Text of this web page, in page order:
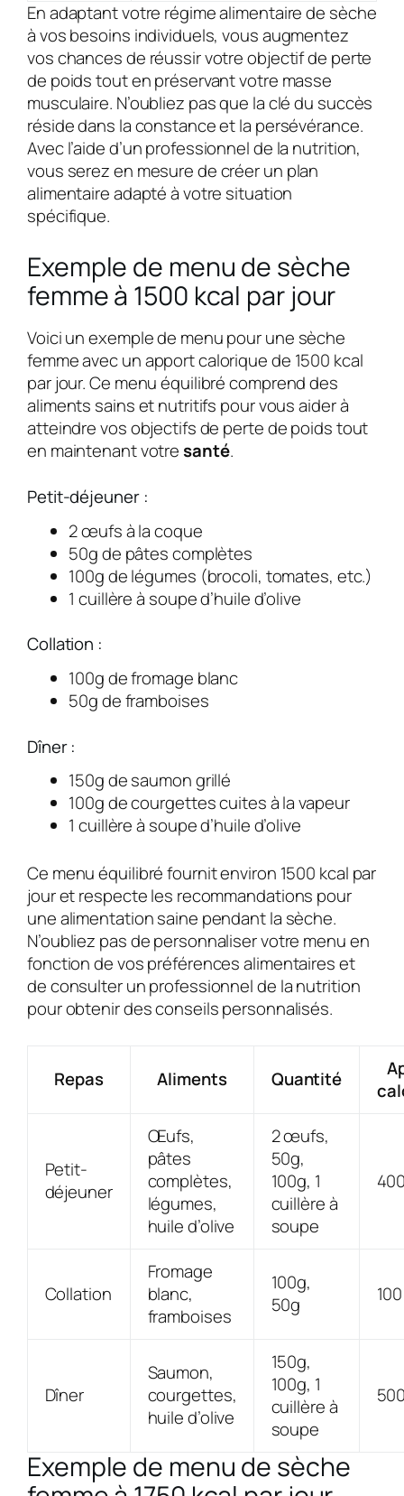
En adaptant votre régime alimentaire de sèche
à vos besoins individuels, vous augmentez
vos chances de réussir votre objectif de perte
de poids tout en préservant votre masse
musculaire. N’oubliez pas que la clé du succès
réside dans la constance et la persévérance.
Avec l’aide d’un professionnel de la nutrition,
vous serez en mesure de créer un plan
alimentaire adapté à votre situation
spécifique.
Exemple de menu de sèche
femme à 1500 kcal par jour
Voici un exemple de menu pour une sèche
femme avec un apport calorique de 1500 kcal
par jour. Ce menu équilibré comprend des
aliments sains et nutritifs pour vous aider à
atteindre vos objectifs de perte de poids tout
en maintenant votresanté.
Petit-déjeuner :
2 œufs à la coque
50g de pâtes complètes
100g de légumes (brocoli, tomates, etc.)
1 cuillère à soupe d’huile d’olive
Collation :
100g de fromage blanc
50g de framboises
Dîner :
150g de saumon grillé
100g de courgettes cuites à la vapeur
1 cuillère à soupe d’huile d’olive
Ce menu équilibré fournit environ 1500 kcal par
jour et respecte les recommandations pour
une alimentation saine pendant la sèche.
N’oubliez pas de personnaliser votre menu en
fonction de vos préférences alimentaires et
de consulter un professionnel de la nutrition
pour obtenir des conseils personnalisés.
Repas Aliments Quantité
Petit-
déjeuner
Œufs,
pâtes
complètes,
légumes,
huile d’olive
2 œufs,
50g,
100g, 1
cuillère à
soupe
Collation
Fromage
blanc,
framboises
100g,
50g
Dîner
Saumon,
courgettes,
huile d’olive
150g,
100g, 1
cuillère à
soupe
Exemple de menu de sèche